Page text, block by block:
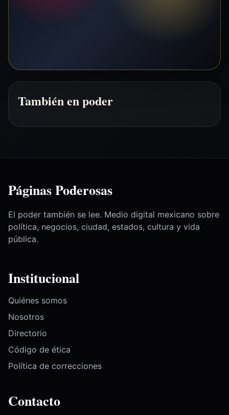
También en poder
Páginas Poderosas
El poder también se lee. Medio digital mexicano sobre
política, negocios, ciudad, estados, cultura y vida
pública.
Institucional
Quiénes somos
Nosotros
Directorio
Código de ética
Política de correcciones
Contacto